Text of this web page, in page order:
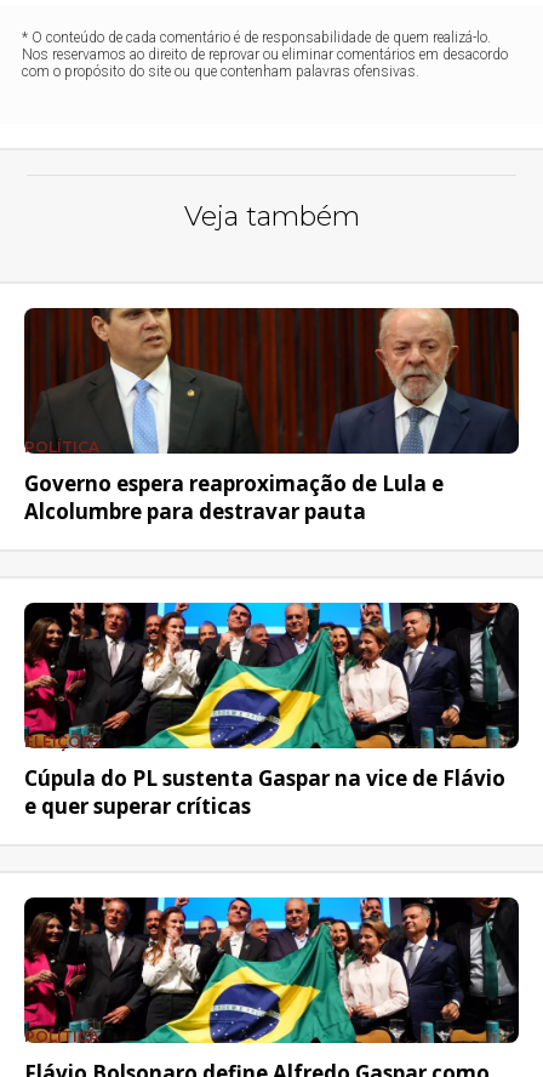
* O conteúdo de cada comentário é de responsabilidade de quem realizá-lo.
Nos reservamos ao direito de reprovar ou eliminar comentários em desacordo
com o propósito do site ou que contenham palavras ofensivas.
Veja também
POLÍTICA
Governo espera reaproximação de Lula e
Alcolumbre para destravar pauta
ELEIÇÕES
Cúpula do PL sustenta Gaspar na vice de Flávio
e quer superar críticas
POLÍTICA